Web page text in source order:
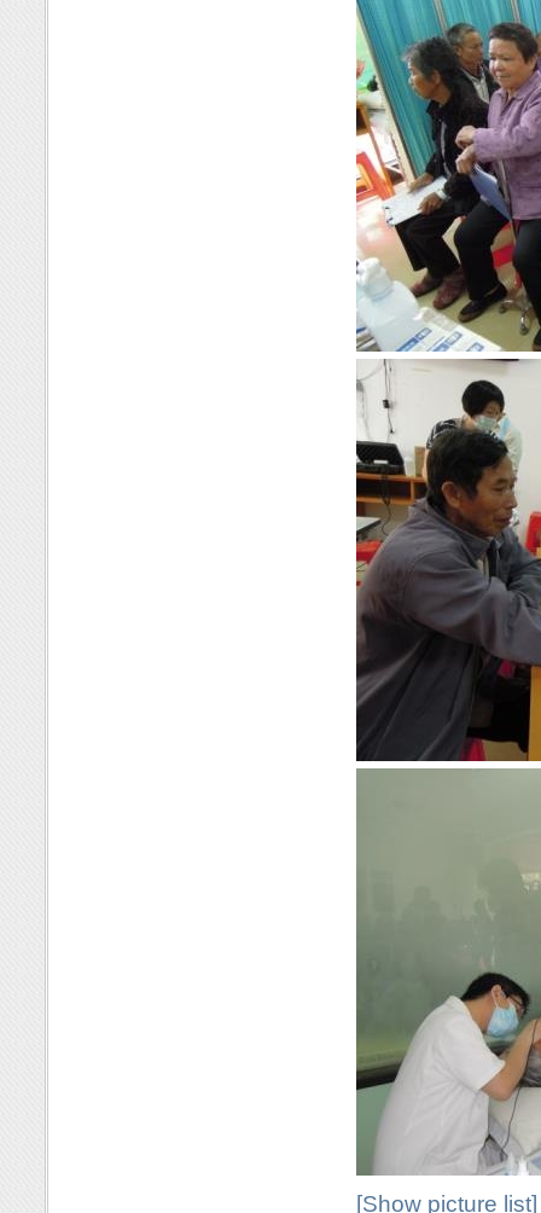
[Show picture list]